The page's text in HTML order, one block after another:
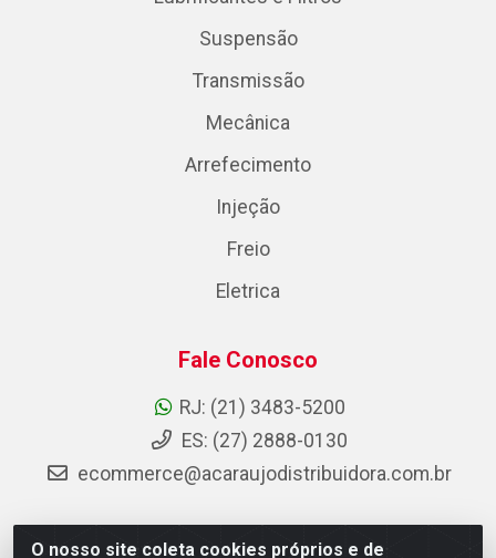
O nosso site coleta cookies próprios e de
Suspensão
Transmissão
Mecânica
Arrefecimento
Injeção
Freio
Eletrica
Fale Conosco
RJ: (21) 3483-5200
ES: (27) 2888-0130
ecommerce@acaraujodistribuidora.com.br